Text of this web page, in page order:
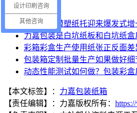
纸浆湿压模塑纸托迎来爆发式增
力嘉包装是白坑纸板和白坑纸盒
彩箱彩盒生产使用纸张正反面差
包装箱定制批量生产如果做好细
动态性能测试如何做？包装彩
【本文标签】： 力嘉包装纸箱
【责任编辑】： 力嘉版权所有：
设计印刷咨询
其他咨询